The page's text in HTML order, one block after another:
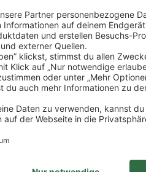
Menschen
einfach dazu
gerne mit